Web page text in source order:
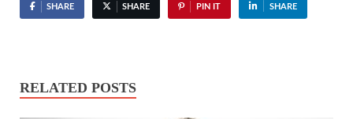
SHARE SHARE PIN IT SHARE
RELATED POSTS